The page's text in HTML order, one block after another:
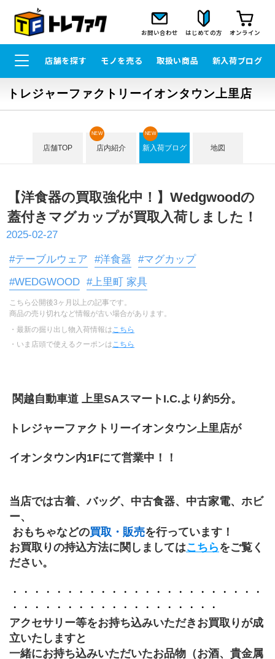
お問い合わせ はじめての方 オンライン
店舗を探す モノを売る 取扱い商品 新入荷ブログ
トレジャーファクトリーイオンタウン上里店
店舗TOP 店内紹介
NEW
新入荷ブログ
NEW
地図
【洋食器の買取強化中！】Wedgwoodの
蓋付きマグカップが買取入荷しました！
2025-02-27
#テーブルウェア #洋食器
#マグカップ
#WEDGWOOD #上里町 家具
こちら公開後3ヶ月以上の記事です。
商品の売り切れなど情報が古い場合があります。
・最新の掘り出し物入荷情報は こちら
・いま店頭で使えるクーポンは こちら
関越自動車道 上里SAスマートI.C.より約5分。
トレジャーファクトリーイオンタウン上里店が
イオンタウン内1Fにて営業中！！
当店では古着、バッグ、中古食器、中古家電、﻿ホビ
ー、
おもちゃなどの買取・販売を行っています！
お買取りの持込方法に関しましてはこちら をご覧く
ださい。
・・・・・・・・・・・・・・・・・・・・・・・
・・・・・・・・・・・・・・・・・・・
アクセサリー等をお持ち込みいただきお買取りが成
立いたしますと
一緒にお持ち込みいただいたお品物（お酒、貴金属